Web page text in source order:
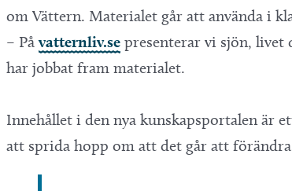
om Vättern. Materialet går att använda i
– Påvatternliv.se presenterar vi sjön, livet
har jobbat fram materialet.
Innehållet i den nya kunskapsportalen är
att sprida hopp om att det går att